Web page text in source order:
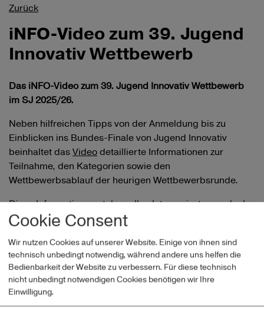
Zurück
iNFO-Video zum 39. Jugend
Innovativ Wettbewerb
Das iNFO-Video zum 39. Jugend Innovativ Wettbewerb
im SJ 2025/26.
Neben hilfreichen Tipps von der Anmeldung bis zu
Einblicken ins Bundes-Finale von Jugend Innovativ
beinhaltet dasVideodetaillierte Informationen zur
Teilnahme, den Kategorien sowie den
Wettbewerbsablauf der heurigen Wettbewerbsrunde.
Diese Informationen stehen allen Interessierten auch als
Slideszur Verfügung.
Cookie Consent
Wir nutzen Cookies auf unserer Website. Einige von ihnen sind
technisch unbedingt notwendig, während andere uns helfen die
Bedienbarkeit der Website zu verbessern. Für diese technisch
nicht unbedingt notwendigen Cookies benötigen wir Ihre
Einwilligung.